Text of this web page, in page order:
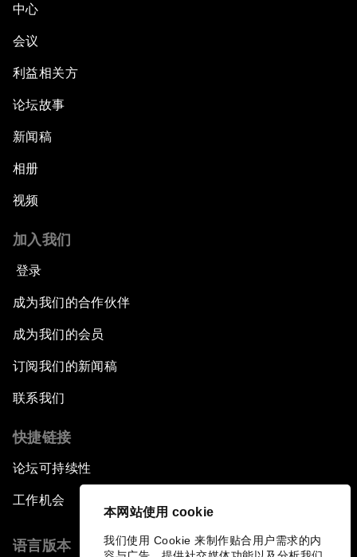
本网站使用 cookie
我们使用 Cookie 来制作贴合用户需求的内
中心
会议
利益相关方
论坛故事
新闻稿
相册
视频
加入我们
登录
成为我们的合作伙伴
成为我们的会员
订阅我们的新闻稿
联系我们
快捷链接
论坛可持续性
工作机会
语言版本